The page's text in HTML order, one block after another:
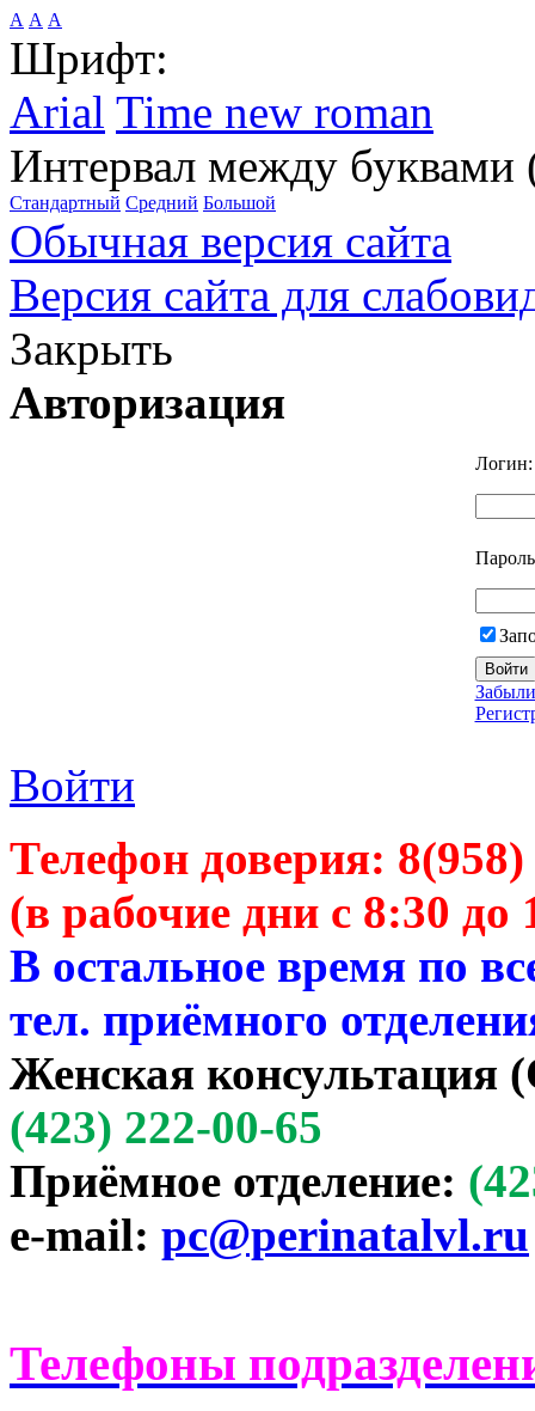
А А А
Шрифт:
Arial Time new roman
Интервал между буквами
Стандартный Средний Большой
Обычная версия сайта
Версия сайта для
Закрыть
Авторизация
Логин:
Войти
Телефон доверия:
(в рабочие дни с 8:30 до
В остальное время по
тел. приёмного
Женская консультация
(423) 222-00-65
Приёмное отделение:
e-mail: pc@perinatalvl.ru
Телефоны